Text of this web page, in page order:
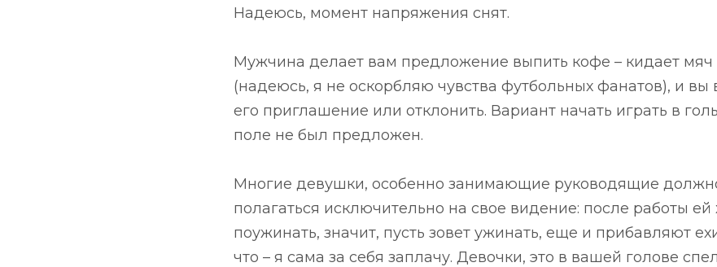
Надеюсь, момент напряжения снят.
Мужчина делает вам предложение выпить кофе – кидает
(надеюсь, я не оскорбляю чувства футбольных фанатов), и вы
его приглашение или отклонить. Вариант начать играть в
поле не был предложен.
Многие девушки, особенно занимающие руководящие
полагаться исключительно на свое видение: после работы ей
поужинать, значит, пусть зовет ужинать, еще и прибавляют
что – я сама за себя заплачу. Девочки, это в вашей голове